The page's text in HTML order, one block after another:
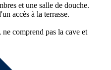
et une salle de douche.
accès à la terrasse.
comprend pas la cave et